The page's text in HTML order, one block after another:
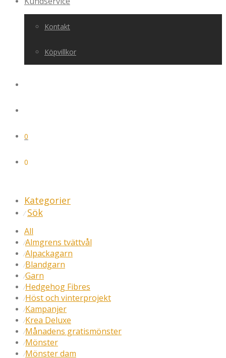
Kontakt
Köpvillkor
0
0
Kategorier
⁄ Sök
All
⁄Almgrens tvättvål
⁄Alpackagarn
⁄Blandgarn
⁄Garn
⁄Hedgehog Fibres
⁄Höst och vinterprojekt
⁄Kampanjer
⁄Krea Deluxe
⁄Månadens gratismönster
⁄Mönster
⁄Mönster dam